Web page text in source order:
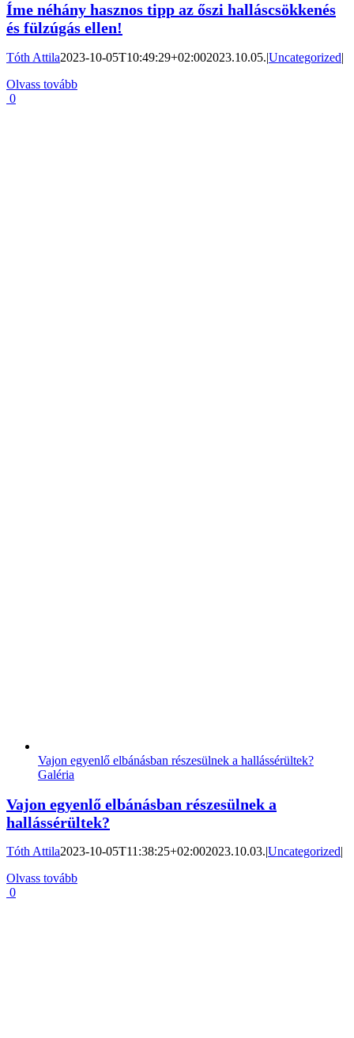
Íme néhány hasznos tipp az őszi halláscsökkenés
és fülzúgás ellen!
Tóth Attila2023-10-05T10:49:29+02:002023.10.05.|Uncategorized|
Olvass tovább
0
Vajon egyenlő elbánásban részesülnek a hallássérültek?
Galéria
Vajon egyenlő elbánásban részesülnek a
hallássérültek?
Tóth Attila2023-10-05T11:38:25+02:002023.10.03.|Uncategorized|
Olvass tovább
0